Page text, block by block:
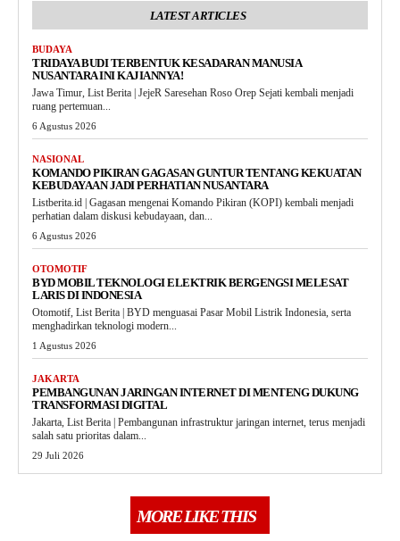
LATEST ARTICLES
BUDAYA
TRIDAYA BUDI TERBENTUK KESADARAN MANUSIA
NUSANTARA INI KAJIANNYA!
Jawa Timur, List Berita | JejeR Saresehan Roso Orep Sejati kembali menjadi
ruang pertemuan...
6 Agustus 2026
NASIONAL
KOMANDO PIKIRAN GAGASAN GUNTUR TENTANG KEKUATAN
KEBUDAYAAN JADI PERHATIAN NUSANTARA
Listberita.id | Gagasan mengenai Komando Pikiran (KOPI) kembali menjadi
perhatian dalam diskusi kebudayaan, dan...
6 Agustus 2026
OTOMOTIF
BYD MOBIL TEKNOLOGI ELEKTRIK BERGENGSI MELESAT
LARIS DI INDONESIA
Otomotif, List Berita | BYD menguasai Pasar Mobil Listrik Indonesia, serta
menghadirkan teknologi modern...
1 Agustus 2026
JAKARTA
PEMBANGUNAN JARINGAN INTERNET DI MENTENG DUKUNG
TRANSFORMASI DIGITAL
Jakarta, List Berita | Pembangunan infrastruktur jaringan internet, terus menjadi
salah satu prioritas dalam...
29 Juli 2026
MORE LIKE THIS